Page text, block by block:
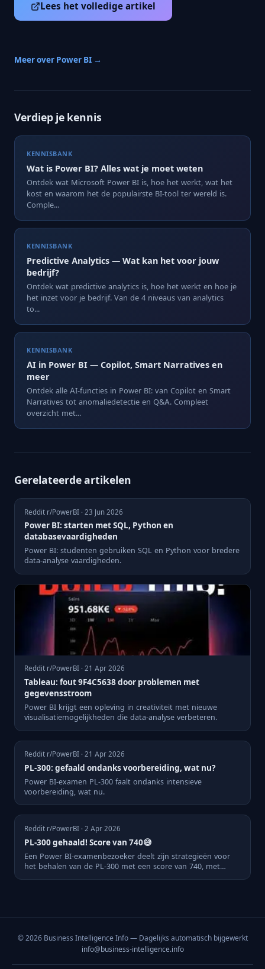
Lees het volledige artikel
Meer over Power BI →
Verdiep je kennis
KENNISBANK
Wat is Power BI? Alles wat je moet weten
Ontdek wat Microsoft Power BI is, hoe het werkt, wat het
kost en waarom het de populairste BI-tool ter wereld is.
Comple...
KENNISBANK
Predictive Analytics — Wat kan het voor jouw
bedrijf?
Ontdek wat predictive analytics is, hoe het werkt en hoe je
het inzet voor je bedrijf. Van de 4 niveaus van analytics
to...
KENNISBANK
AI in Power BI — Copilot, Smart Narratives en
meer
Ontdek alle AI-functies in Power BI: van Copilot en Smart
Narratives tot anomaliedetectie en Q&A. Compleet
overzicht met...
Gerelateerde artikelen
Reddit r/PowerBI · 23 Jun 2026
Power BI: starten met SQL, Python en
databasevaardigheden
Power BI: studenten gebruiken SQL en Python voor bredere
data-analyse vaardigheden.
Reddit r/PowerBI · 21 Apr 2026
Tableau: fout 9F4C5638 door problemen met
gegevensstroom
Power BI krijgt een opleving in creativiteit met nieuwe
visualisatiemogelijkheden die data-analyse verbeteren.
Reddit r/PowerBI · 21 Apr 2026
PL-300: gefaald ondanks voorbereiding, wat nu?
Power BI-examen PL-300 faalt ondanks intensieve
voorbereiding, wat nu.
Reddit r/PowerBI · 2 Apr 2026
PL-300 gehaald! Score van 740😅
Een Power BI-examenbezoeker deelt zijn strategieën voor
het behalen van de PL-300 met een score van 740, met
© 2026 Business Intelligence Info — Dagelijks automatisch bijgewerkt
info@business-intelligence.info